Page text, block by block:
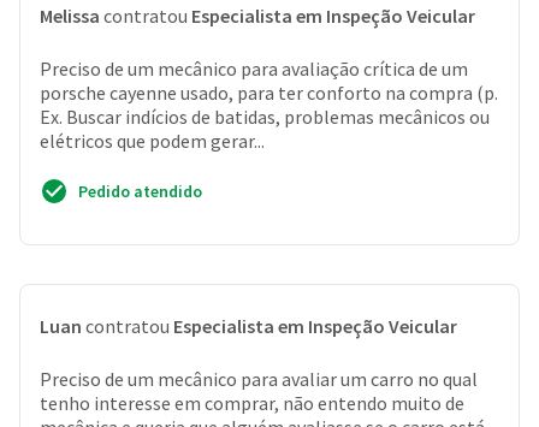
Melissa contratou Especialista em Inspeção Veicular
Preciso de um mecânico para avaliação crítica de um
porsche cayenne usado, para ter conforto na compra (p.
Ex. Buscar indícios de batidas, problemas mecânicos ou
elétricos que podem gerar...
Pedido atendido
Luan contratou Especialista em Inspeção Veicular
Preciso de um mecânico para avaliar um carro no qual
tenho interesse em comprar, não entendo muito de